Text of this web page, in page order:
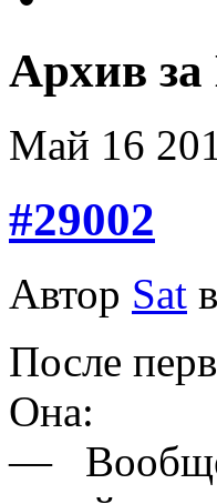
Архив
Май 16
#29002
Автор Sat
После
Она:
—